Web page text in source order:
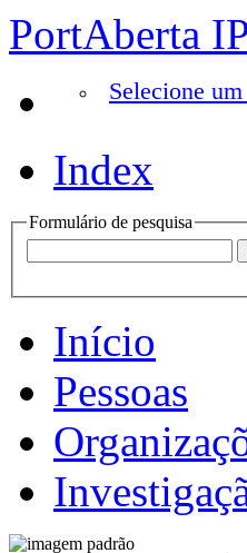
PortAberta
Selecione
Index
Formulário de pesquisa
Início
Pessoas